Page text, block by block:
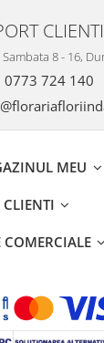
CLIENTI
8 - 16,
0773 724 140
MEU
CLIENTI
COMERCIALE